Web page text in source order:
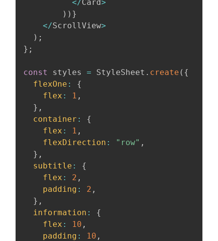
</Card>
) ) }
</ScrollView>
) ;
} ;
const styles = StyleSheet . create ( {
flexOne :
{
flex : 1 ,
} ,
container :
{
flex : 1 ,
flexDirection : "row" ,
} ,
subtitle :
{
flex : 2 ,
padding : 2 ,
} ,
information :
{
flex : 10 ,
padding : 10 ,